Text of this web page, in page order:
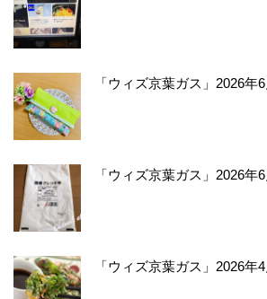
「ウィズ京葉ガス」2026年
「ウィズ京葉ガス」2026年
「ウィズ京葉ガス」2026年